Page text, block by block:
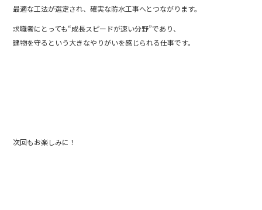
最適な工法が選定され、確実な防水工事へとつながります。
求職者にとっても“成長スピードが速い分野”であり、
建物を守るという大きなやりがいを感じられる仕事です。
次回もお楽しみに！